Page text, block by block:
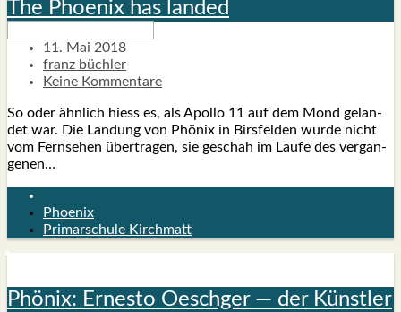
The Phoe­nix has lan­ded
11. Mai 2018
franz büchler
Keine Kommentare
So oder ähn­lich hiess es, als Apol­lo 11 auf dem Mond gelan­
det war. Die Lan­dung von Phö­nix in Birs­fel­den wur­de nicht
vom Fern­se­hen über­tra­gen, sie geschah im Lau­fe des ver­gan­
ge­nen…
Phoenix
Primarschule Kirchmatt
Phö­nix: Ernes­to Oesch­ger — der Künst­ler